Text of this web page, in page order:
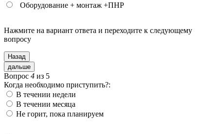
Оборудование + монтаж +ПНР
Нажмите на вариант ответа и переходите к следующему
вопросу
Назад
дальше
Вопрос 4 из 5
Когда необходимо приступить?:
В течении недели
В течении месяца
Не горит, пока планируем